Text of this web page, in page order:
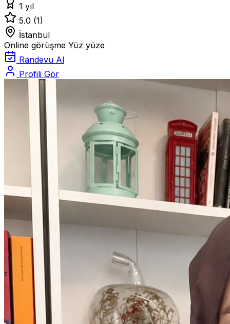
1 yıl
5.0 (1)
İstanbul
Online görüşme Yüz yüze
Randevu Al
Profili Gör